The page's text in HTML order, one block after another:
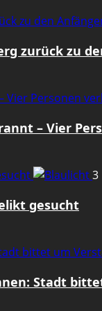
zu den
zurück zu
Vier Personen
– Vier
3
gesucht
bittet um
Stadt